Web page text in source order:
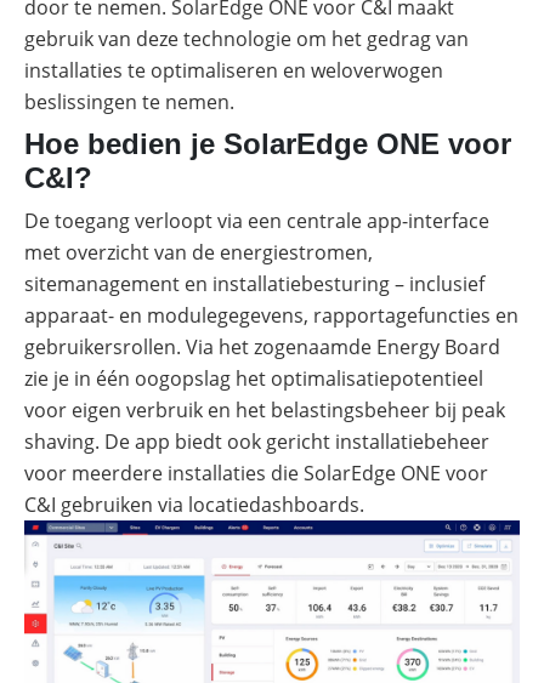
door te nemen. SolarEdge ONE voor C&I maakt
gebruik van deze technologie om het gedrag van
installaties te optimaliseren en weloverwogen
beslissingen te nemen.
Hoe bedien je SolarEdge ONE voor
C&I?
De toegang verloopt via een centrale app-interface
met overzicht van de energiestromen,
sitemanagement en installatiebesturing – inclusief
apparaat- en modulegegevens, rapportagefuncties en
gebruikersrollen. Via het zogenaamde Energy Board
zie je in één oogopslag het optimalisatiepotentieel
voor eigen verbruik en het belastingsbeheer bij peak
shaving. De app biedt ook gericht installatiebeheer
voor meerdere installaties die SolarEdge ONE voor
C&I gebruiken via locatiedashboards.